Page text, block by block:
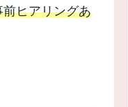
ヒアリングあ